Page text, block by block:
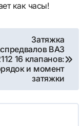
как часы!
Затяжка
ВАЗ
16 клапанов:
и момент
затяжки